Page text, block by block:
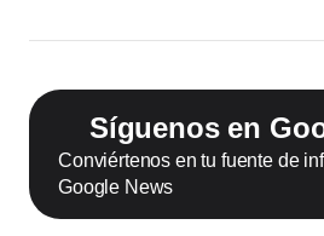
Síguenos en
Conviértenos en tu fuente de
Google News